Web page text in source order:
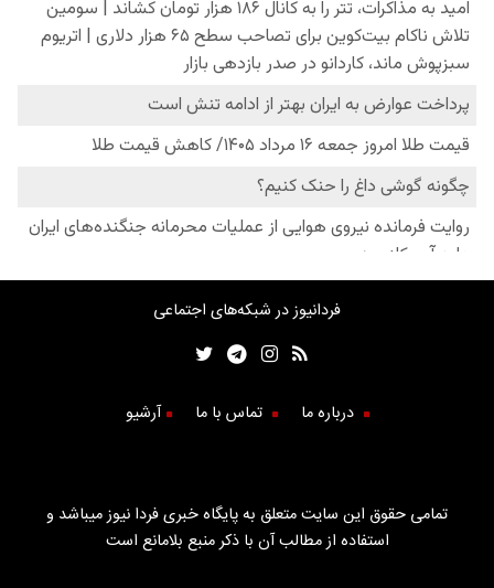
فردانیوز در شبکه‌های اجتماعی
درباره ما تماس با ما آرشیو
تمامی حقوق این سایت متعلق به پایگاه خبری فردا نیوز میباشد و
استفاده از مطالب آن با ذکر منبع بلامانع است